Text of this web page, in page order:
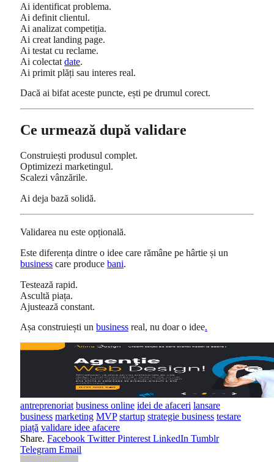
Ai identificat problema.
Ai definit clientul.
Ai analizat competiția.
Ai creat landing page.
Ai testat cu reclame.
Ai colectat date.
Ai primit plăți sau interes real.
Dacă ai bifat aceste puncte, ești pe drumul corect.
Ce urmează după validare
Construiești produsul complet.
Optimizezi marketingul.
Scalezi vânzările.
Ai deja bază solidă.
Validarea nu este opțională.
Este diferența dintre o idee care rămâne pe hârtie și un
business care produce bani.
Testează rapid.
Ascultă piața.
Ajustează constant.
Așa construiești un business real, nu doar o idee.
antreprenoriat business online idei de afaceri lansare
business marketing MVP startup strategie business testare
piață validare idee afacere
Share. Facebook Twitter Pinterest LinkedIn Tumblr
Telegram Email